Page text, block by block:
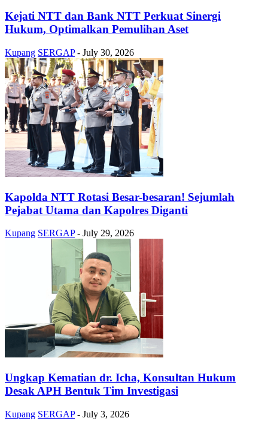
Kejati NTT dan Bank NTT Perkuat Sinergi
Hukum, Optimalkan Pemulihan Aset
Kupang SERGAP - July 30, 2026
Kapolda NTT Rotasi Besar-besaran! Sejumlah
Pejabat Utama dan Kapolres Diganti
Kupang SERGAP - July 29, 2026
Ungkap Kematian dr. Icha, Konsultan Hukum
Desak APH Bentuk Tim Investigasi
Kupang SERGAP - July 3, 2026